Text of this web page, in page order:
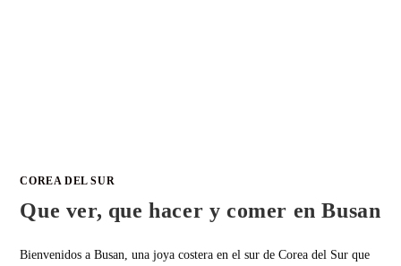
COREA DEL SUR
Que ver, que hacer y comer en Busan
Bienvenidos a Busan, una joya costera en el sur de Corea del Sur que